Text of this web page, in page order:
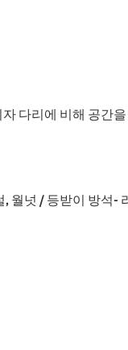
다리에 비해 공간
월넛 / 등받이 방석-